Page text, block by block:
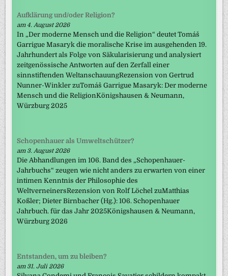
Aufklärung und/oder Religion?
am 4. August 2026
In „Der moderne Mensch und die Religion“ deutet Tomáš
Garrigue Masaryk die moralische Krise im ausgehenden 19.
Jahrhundert als Folge von Säkularisierung und analysiert
zeitgenössische Antworten auf den Zerfall einer
sinnstiftenden WeltanschauungRezension von Gertrud
Nunner-Winkler zuTomáš Garrigue Masaryk: Der moderne
Mensch und die ReligionKönigshausen & Neumann,
Würzburg 2025
Schopenhauer als Umweltschützer?
am 3. August 2026
Die Abhandlungen im 106. Band des „Schopenhauer-
Jahrbuchs“ zeugen wie nicht anders zu erwarten von einer
intimen Kenntnis der Philosophie des
WeltverneinersRezension von Rolf Löchel zuMatthias
Koßler; Dieter Birnbacher (Hg.): 106. Schopenhauer
Jahrbuch. für das Jahr 2025Königshausen & Neumann,
Würzburg 2026
Entstanden, um zu bleiben?
am 31. Juli 2026